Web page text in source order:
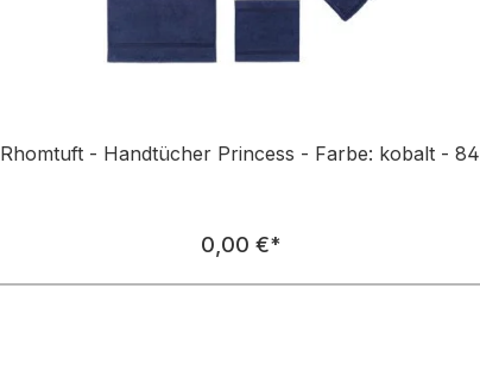
Rhomtuft - Handtücher Princess - Farbe: kobalt - 84
Regulärer Preis:
0,00 €*